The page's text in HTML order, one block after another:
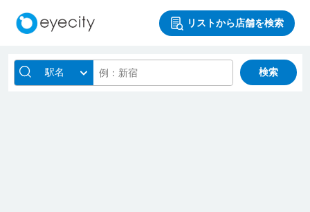
リストから店舗を検索
駅名 検索